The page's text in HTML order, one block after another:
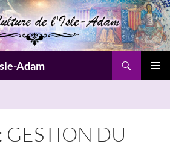
Adam
GESTION DU